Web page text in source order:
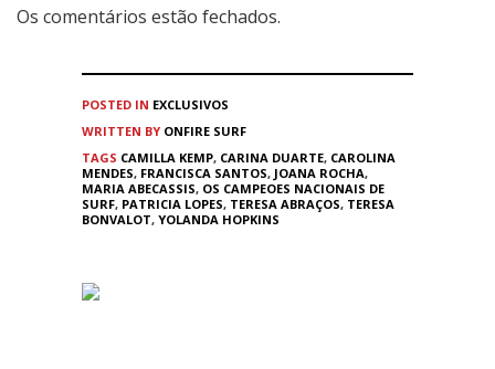
Os comentários estão fechados.
POSTED IN EXCLUSIVOS
WRITTEN BY ONFIRE SURF
TAGS CAMILLA KEMP, CARINA DUARTE, CAROLINA
MENDES, FRANCISCA SANTOS, JOANA ROCHA,
MARIA ABECASSIS, OS CAMPEOES NACIONAIS DE
SURF, PATRICIA LOPES, TERESA ABRAÇOS, TERESA
BONVALOT, YOLANDA HOPKINS